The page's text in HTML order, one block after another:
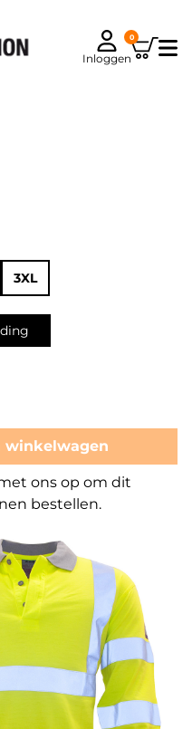
Inloggen
0
3XL
winkelwagen
ons op om dit
bestellen.